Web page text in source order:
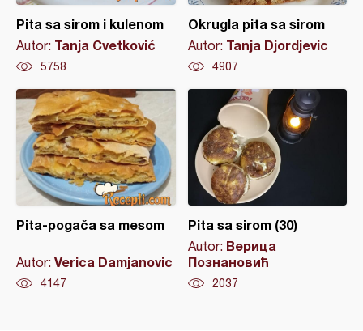
Pita sa sirom i kulenom
Autor: Tanja Cvetković
5758
Okrugla pita sa sirom
Autor: Tanja Djordjevic
4907
Pita-pogača sa mesom
Autor: Verica Damjanovic
4147
Pita sa sirom (30)
Autor: Верица
Познановић
2037